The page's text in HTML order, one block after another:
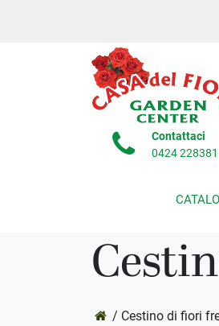
Contattaci
0424 228381
/ Cestino di fiori